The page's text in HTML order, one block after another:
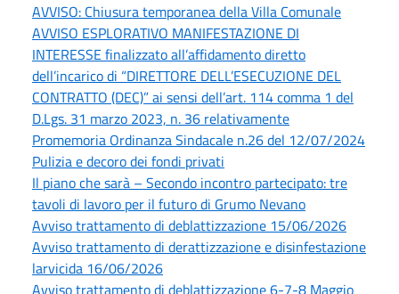
AVVISO: Chiusura temporanea della Villa Comunale
AVVISO ESPLORATIVO MANIFESTAZIONE DI
INTERESSE finalizzato all’affidamento diretto
dell’incarico di “DIRETTORE DELL’ESECUZIONE DEL
CONTRATTO (DEC)” ai sensi dell’art. 114 comma 1 del
D.Lgs. 31 marzo 2023, n. 36 relativamente
Promemoria Ordinanza Sindacale n.26 del 12/07/2024
Pulizia e decoro dei fondi privati
Il piano che sarà – Secondo incontro partecipato: tre
tavoli di lavoro per il futuro di Grumo Nevano
Avviso trattamento di deblattizzazione 15/06/2026
Avviso trattamento di derattizzazione e disinfestazione
larvicida 16/06/2026
Avviso trattamento di deblattizzazione 6-7-8 Maggio